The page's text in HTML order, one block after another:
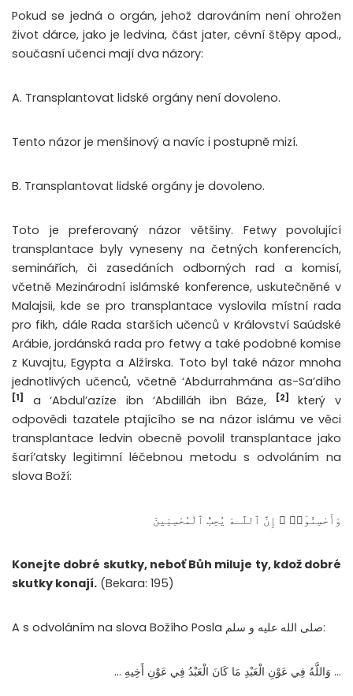
Pokud se jedná o orgán, jehož darováním není ohrožen
život dárce, jako je ledvina, část jater, cévní štěpy apod.,
současní učenci mají dva názory:
A. Transplantovat lidské orgány není dovoleno.
Tento názor je menšinový a navíc i postupně mizí.
B. Transplantovat lidské orgány je dovoleno.
Toto je preferovaný názor většiny. Fetwy povolující
transplantace byly vyneseny na četných konferencích,
seminářích, či zasedáních odborných rad a komisí,
včetně Mezinárodní islámské konference, uskutečněné v
Malajsii, kde se pro transplantace vyslovila místní rada
pro fikh, dále Rada starších učenců v Království Saúdské
Arábie, jordánská rada pro fetwy a také podobné komise
z Kuvajtu, Egypta a Alžírska. Toto byl také názor mnoha
jednotlivých učenců, včetně ‘Abdurrahmána as-Sa’dího
[1] a ‘Abdul’azíze ibn ‘Abdilláh ibn Báze, [2]
který v
odpovědi tazatele ptajícího se na názor islámu ve věci
transplantace ledvin obecně povolil transplantace jako
šarí’atsky legitimní léčebnou metodu s odvoláním na
slova Boží:
وَأَحْسِنُوٓا۟ ۛ إِنَّ ٱللَّـهَ يُحِبُّ ٱلْمُحْسِنِينَ
Konejte dobré skutky, neboť Bůh miluje ty, kdož dobré
skutky konají. (Bekara: 195)
A s odvoláním na slova Božího Posla صلى الله عليه و سلم:
… وَاللَّهُ فِي عَوْنِ الْعَبْدِ مَا كَانَ الْعَبْدُ فِي عَوْنِ أَخِيهِ …